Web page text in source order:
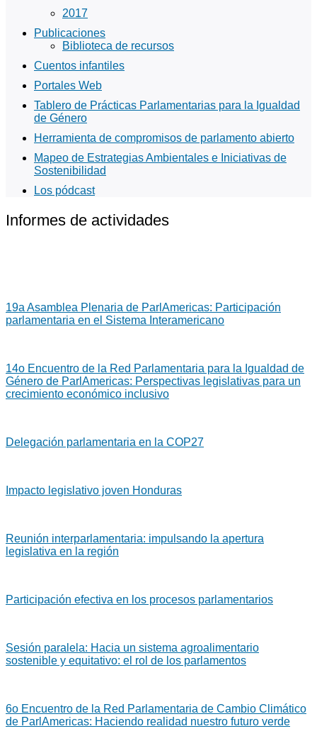
2017
Publicaciones
Biblioteca de recursos
Cuentos infantiles
Portales Web
Tablero de Prácticas Parlamentarias para la Igualdad
de Género
Herramienta de compromisos de parlamento abierto
Mapeo de Estrategias Ambientales e Iniciativas de
Sostenibilidad
Los pódcast
Informes de actividades
19a Asamblea Plenaria de ParlAmericas: Participación
parlamentaria en el Sistema Interamericano
14o Encuentro de la Red Parlamentaria para la Igualdad de
Género de ParlAmericas: Perspectivas legislativas para un
crecimiento económico inclusivo
Delegación parlamentaria en la COP27
Impacto legislativo joven Honduras
Reunión interparlamentaria: impulsando la apertura
legislativa en la región
Participación efectiva en los procesos parlamentarios
Sesión paralela: Hacia un sistema agroalimentario
sostenible y equitativo: el rol de los parlamentos
6o Encuentro de la Red Parlamentaria de Cambio Climático
de ParlAmericas: Haciendo realidad nuestro futuro verde